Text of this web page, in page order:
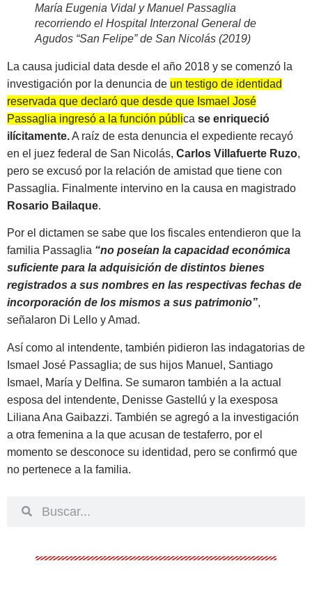
María Eugenia Vidal y Manuel Passaglia
recorriendo el Hospital Interzonal General de
Agudos “San Felipe” de San Nicolás (2019)
La causa judicial data desde el año 2018 y se comenzó la
investigación por la denuncia de un testigo de identidad
reservada que declaró que desde que Ismael José
Passaglia ingresó a la función pública se enriqueció
ilícitamente.A raíz de esta denuncia el expediente recayó
en el juez federal de San Nicolás, Carlos Villafuerte Ruzo,
pero se excusó por la relación de amistad que tiene con
Passaglia. Finalmente intervino en la causa en magistrado
Rosario Bailaque.
Por el dictamen se sabe que los fiscales entendieron que la
familia Passaglia “no poseían la capacidad económica
suficiente para la adquisición de distintos bienes
registrados a sus nombres en las respectivas fechas de
incorporación de los mismos a sus patrimonio”,
señalaron Di Lello y Amad.
Así como al intendente, también pidieron las indagatorias de
Ismael José Passaglia; de sus hijos Manuel, Santiago
Ismael, María y Delfina. Se sumaron también a la actual
esposa del intendente, Denisse Gastellú y la exesposa
Liliana Ana Gaibazzi. También se agregó a la investigación
a otra femenina a la que acusan de testaferro, por el
momento se desconoce su identidad, pero se confirmó que
no pertenece a la familia.